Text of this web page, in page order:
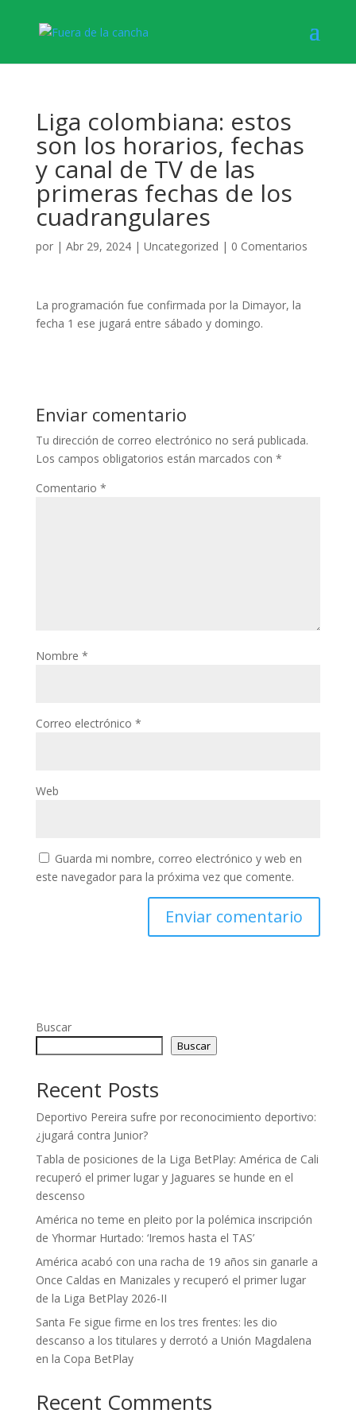
Liga colombiana: estos
son los horarios, fechas
y canal de TV de las
primeras fechas de los
cuadrangulares
por | Abr 29, 2024| Uncategorized | 0 Comentarios
La programación fue confirmada por la Dimayor, la
fecha 1 ese jugará entre sábado y domingo.
Enviar comentario
Tu dirección de correo electrónico no será publicada.
Los campos obligatorios están marcados con *
Comentario *
Nombre *
Correo electrónico *
Web
Guarda mi nombre, correo electrónico y web en
este navegador para la próxima vez que comente.
Buscar
Buscar
Recent Posts
Deportivo Pereira sufre por reconocimiento deportivo:
¿jugará contra Junior?
Tabla de posiciones de la Liga BetPlay: América de Cali
recuperó el primer lugar y Jaguares se hunde en el
descenso
América no teme en pleito por la polémica inscripción
de Yhormar Hurtado: ‘Iremos hasta el TAS’
América acabó con una racha de 19 años sin ganarle a
Once Caldas en Manizales y recuperó el primer lugar
de la Liga BetPlay 2026-II
Santa Fe sigue firme en los tres frentes: les dio
descanso a los titulares y derrotó a Unión Magdalena
en la Copa BetPlay
Recent Comments